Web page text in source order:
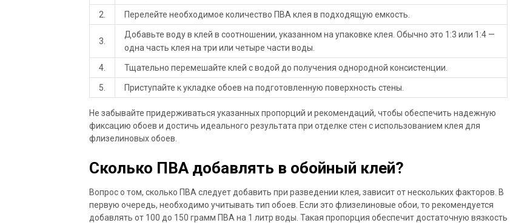
2. Перелейте необходимое количество ПВА клея в подходящую емкость.
3.
Добавьте воду в клей в соотношении, указанном на упаковке клея. Обычно это 1:3 или 1:4 —
одна часть клея на три или четыре части воды.
4. Тщательно перемешайте клей с водой до получения однородной консистенции.
5. Приступайте к укладке обоев на подготовленную поверхность стены.
Не забывайте придерживаться указанных пропорций и рекомендаций, чтобы обеспечить надежную
фиксацию обоев и достичь идеального результата при отделке стен с использованием клея для
флизелиновых обоев.
Сколько ПВА добавлять в обойный клей?
Вопрос о том, сколько ПВА следует добавить при разведении клея, зависит от нескольких факторов. В
первую очередь, необходимо учитывать тип обоев. Если это флизелиновые обои, то рекомендуется
добавлять от 100 до 150 грамм ПВА на 1 литр воды. Такая пропорция обеспечит достаточную вязкость